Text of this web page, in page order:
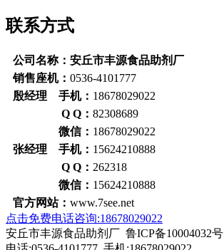
联系方式
公司名称：安丘市丰源食品助剂厂
销售座机： 0536-4101777
殷经理 手机： 18678029022
Q Q： 82308689
微信： 18678029022
张经理 手机： 15624210888
Q Q： 262318
微信： 15624210888
官方网站： www.7see.net
点击免费电话咨询:18678029022
安丘市丰源食品助剂厂 鲁ICP备10004032号